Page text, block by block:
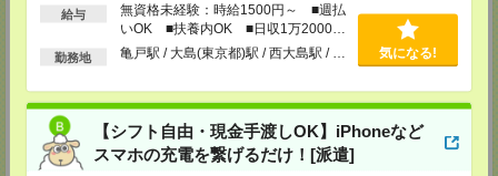
給与
無資格未経験：時給1500円～ ■週払
いOK ■扶養内OK ■日収1万2000円
以上
勤務地 亀戸駅 / 大島(東京都)駅 / 西大島駅 / … 気になる!
【シフト自由・現金手渡しOK】iPhoneなど
スマホの充電を繋げるだけ！[派遣]
TEL：0120514202
担当：採用担当：椿森
〒163-0630
東京都新宿区西新宿1-25-1 新宿センタービル30F
TEL：0120514202
担当：採用担当：三輪